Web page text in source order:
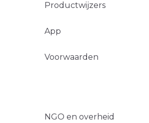
Productwijzers
App
Voorwaarden
NGO en overheid